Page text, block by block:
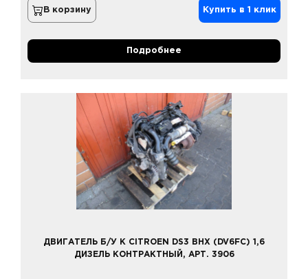
В корзину Купить в 1 клик
Подробнее
ДВИГАТЕЛЬ Б/У К CITROEN DS3 BHX (DV6FC) 1,6
ДИЗЕЛЬ КОНТРАКТНЫЙ, АРТ. 3906